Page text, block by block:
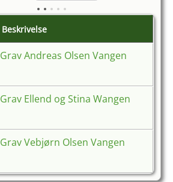
Beskrivelse
Grav Andreas Olsen Vangen
Grav Ellend og Stina Wangen
Grav Vebjørn Olsen Vangen